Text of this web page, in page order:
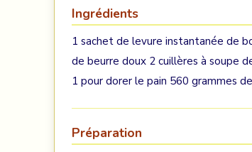
Ingrédients
1 sachet de levure instantanée de
de beurre doux 2 cuillères à soupe
1 pour dorer le pain 560 grammes
Préparation